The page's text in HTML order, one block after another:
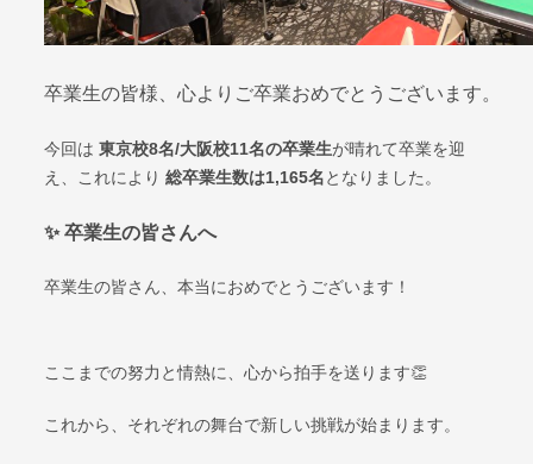
卒業生の皆様、心よりご卒業おめでとうございます。
今回は東京校8名/大阪校11名の卒業生が晴れて卒業を迎
え、これにより総卒業生数は1,165名となりました。
✨ 卒業生の皆さんへ
卒業生の皆さん、本当におめでとうございます！
ここまでの努力と情熱に、心から拍手を送ります👏
これから、それぞれの舞台で新しい挑戦が始まります。